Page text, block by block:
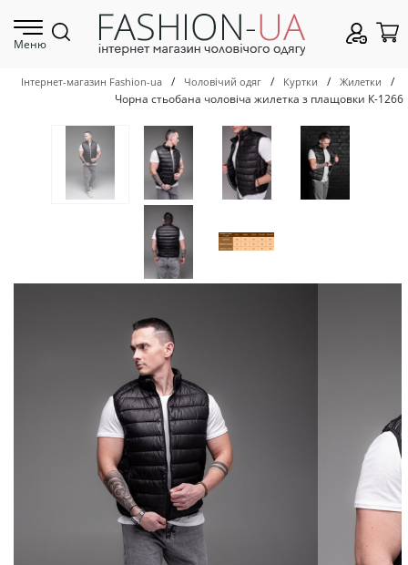
Меню
Інтернет-магазин Fashion-ua / Чоловічий одяг / Куртки / Жилетки
/
Чорна стьобана чоловіча жилетка з плащовки К-1266